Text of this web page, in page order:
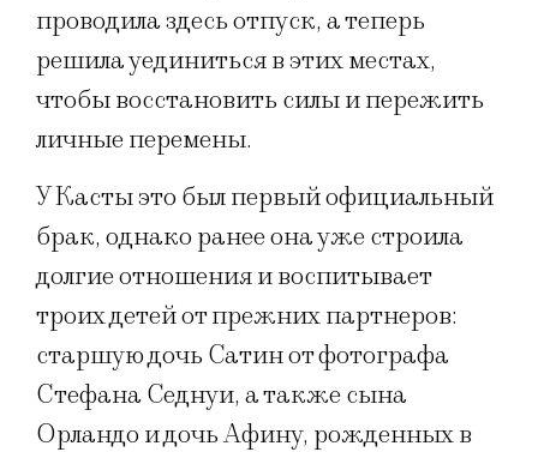
проводила здесь отпуск, а теперь
решила уединиться в этих местах,
чтобы восстановить силы и пережить
личные перемены.
У Касты это был первый официальный
брак, однако ранее она уже строила
долгие отношения и воспитывает
троих детей от прежних партнеров:
старшую дочь Сатин от фотографа
Стефана Седнуи, а также сына
Орландо и дочь Афину, рожденных в